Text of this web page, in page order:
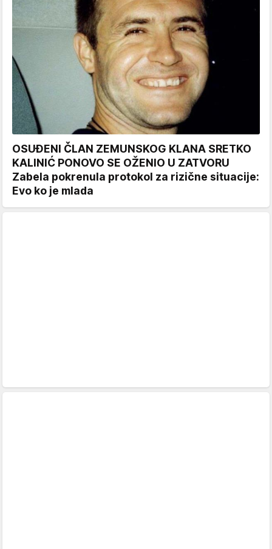
OSUĐENI ČLAN ZEMUNSKOG KLANA SRETKO
KALINIĆ PONOVO SE OŽENIO U ZATVORU
Zabela pokrenula protokol za rizične situacije:
Evo ko je mlada